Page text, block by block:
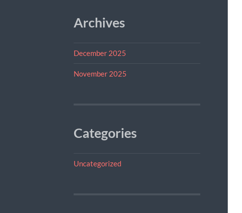
Archives
December 2025
November 2025
Categories
Uncategorized